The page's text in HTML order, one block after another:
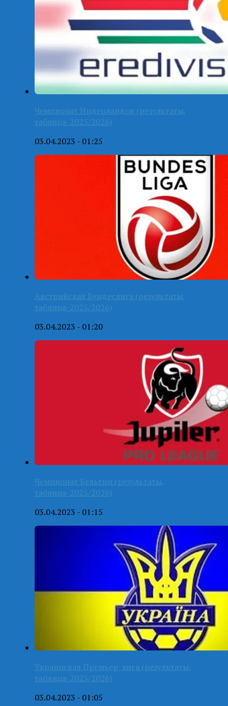
Чемпионат Нидерландов (результаты,
таблица-2025/2026)
03.04.2023 - 01:25
Австрийская Бундеслига (результаты,
таблица-2025/2026)
03.04.2023 - 01:20
Чемпионат Бельгии (результаты,
таблица-2025/2026)
03.04.2023 - 01:15
Украинская Премьер-лига (результаты,
таблица-2025/2026)
03.04.2023 - 01:05